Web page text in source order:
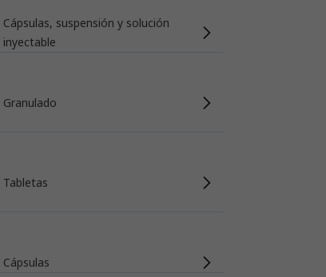
Cápsulas, suspensión y solución
inyectable
Granulado
Tabletas
Cápsulas